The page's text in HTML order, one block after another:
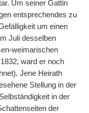
Um seiner Gattin
entsprechendes zu
um einen
Juli desselben
weimarischen
ward er noch
Jene Heirath
Stellung in der
in der
der